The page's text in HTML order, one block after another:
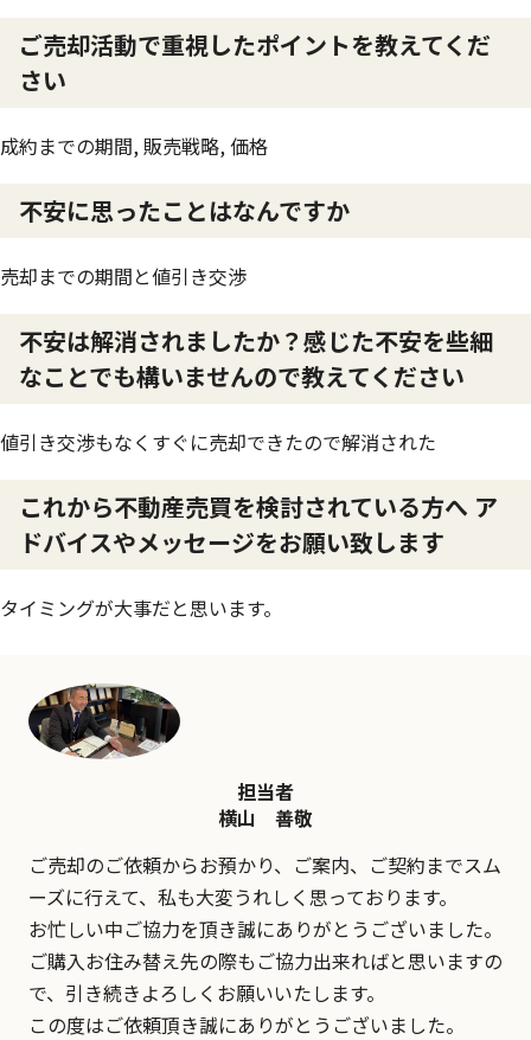
ご売却活動で重視したポイントを教えてくだ
さい
成約までの期間, 販売戦略, 価格
不安に思ったことはなんですか
売却までの期間と値引き交渉
不安は解消されましたか？感じた不安を些細
なことでも構いませんので教えてください
値引き交渉もなくすぐに売却できたので解消された
これから不動産売買を検討されている方へ ア
ドバイスやメッセージをお願い致します
タイミングが大事だと思います。
担当者
横山 善敬
ご売却のご依頼からお預かり、ご案内、ご契約までスム
ーズに行えて、私も大変うれしく思っております。
お忙しい中ご協力を頂き誠にありがとうございました。
ご購入お住み替え先の際もご協力出来ればと思いますの
で、引き続きよろしくお願いいたします。
この度はご依頼頂き誠にありがとうございました。